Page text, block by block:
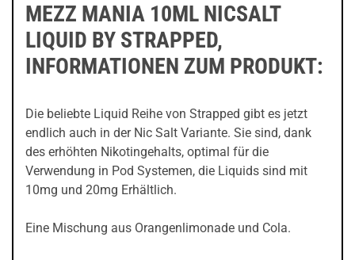
MEZZ MANIA 10ML NICSALT
LIQUID BY STRAPPED,
INFORMATIONEN ZUM PRODUKT:
Die beliebte Liquid Reihe von Strapped gibt es jetzt
endlich auch in der Nic Salt Variante. Sie sind, dank
des erhöhten Nikotingehalts, optimal für die
Verwendung in Pod Systemen, die Liquids sind mit
10mg und 20mg Erhältlich.
Eine Mischung aus Orangenlimonade und Cola.